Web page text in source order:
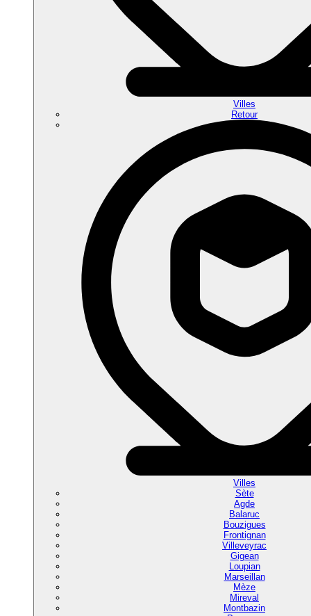
Villes
Retour
Villes
Sète
Agde
Balaruc
Bouzigues
Frontignan
Villeveyrac
Gigean
Loupian
Marseillan
Mèze
Mireval
Montbazin